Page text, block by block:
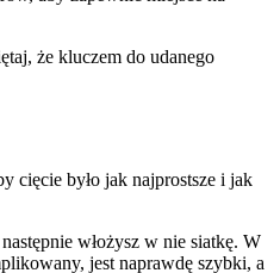
że kluczem do udanego
cięcie było jak najprostsze i jak
włożysz w nie siatkę. W
jest naprawdę szybki, a